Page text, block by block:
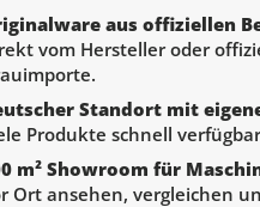
aus offiziellen
vom Hersteller oder
Standort mit
Produkte schnell
m² Showroom für
Ort ansehen, vergleichen